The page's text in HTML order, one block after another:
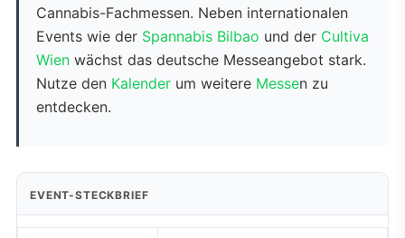
Cannabis-Fachmessen. Neben internationalen
Events wie der Spannabis Bilbao und der Cultiva
Wien wächst das deutsche Messeangebot stark.
Nutze den Kalender um weitere Messen zu
entdecken.
EVENT-STECKBRIEF